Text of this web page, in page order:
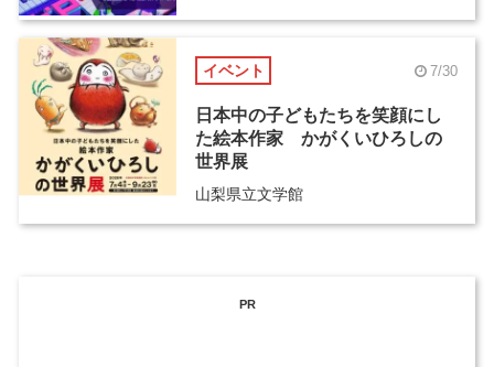
イベント 7/30
日本中の子どもたちを笑顔にし
た絵本作家 かがくいひろしの
世界展
山梨県立文学館
PR